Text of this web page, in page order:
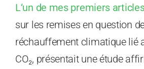
L‘un de mes premiers
sur les remises en question
réchauffement climatique lié
CO₂, présentait une étude